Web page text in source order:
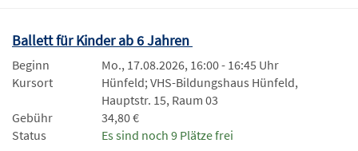
Ballett für Kinder ab 6 Jahren
Beginn
Mo., 17.08.2026, 16:00 - 16:45 Uhr
Kursort
Hünfeld; VHS-Bildungshaus Hünfeld,
Hauptstr. 15, Raum 03
Gebühr
34,80 €
Status
Es sind noch 9 Plätze frei